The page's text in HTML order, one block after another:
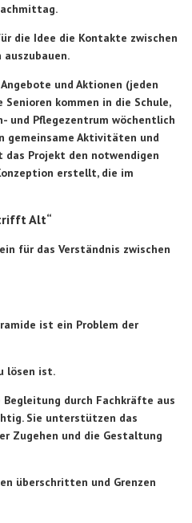
die Idee die Kontakte zwischen
auszubauen.
und Aktionen (jeden
Senioren kommen in die Schule,
und Pflegezentrum wöchentlich
gemeinsame Aktivitäten und
das Projekt den notwendigen
erstellt, die im
Alt“
für das Verständnis zwischen
ist ein Problem der
lösen ist.
durch Fachkräfte aus
Sie unterstützen das
Zugehen und die Gestaltung
überschritten und Grenzen